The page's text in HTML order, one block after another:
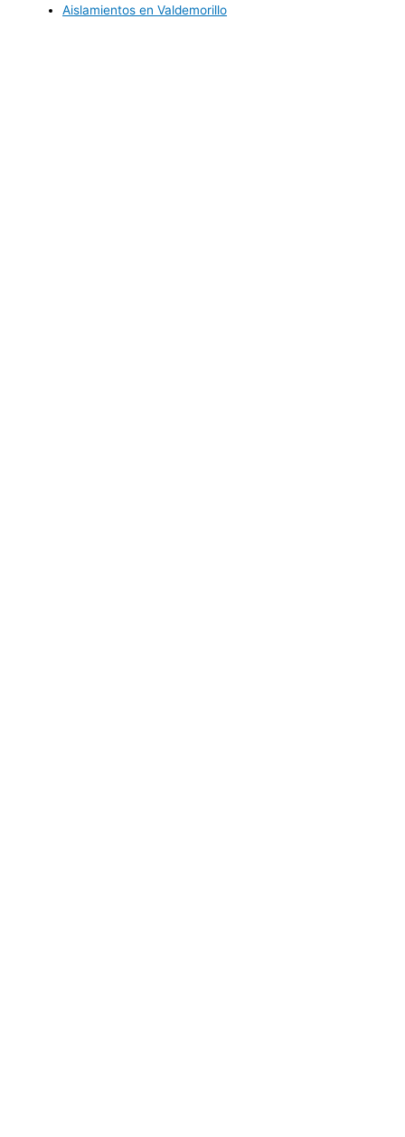
Aislamientos en Valdemorillo